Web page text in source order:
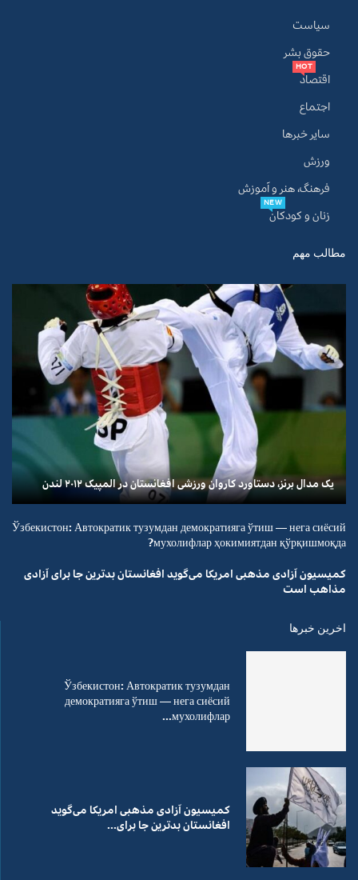
سیاست
حقوق بشر
اقتصاد
HOT
اجتماع
سایر خبرها
ورزش
فرهنگ، هنر و آموزش
زنان و کودکان
NEW
مطالب مهم
یک مدال برنز، دستاورد کاروان ورزشی افغانستان در المپیک ۲۰۱۲ لندن
Ўзбекистон: Автократик тузумдан демократияга ўтиш — нега сиёсий
мухолифлар ҳокимиятдан қўрқишмоқда?
کمیسیون آزادی مذهبی امریکا می‌گوید افغانستان بدترین جا برای آزادی
مذاهب است
اخرین خبرها
Ўзбекистон: Автократик тузумдан
демократияга ўтиш — нега сиёсий
мухолифлар...
کمیسیون آزادی مذهبی امریکا می‌گوید
افغانستان بدترین جا برای...